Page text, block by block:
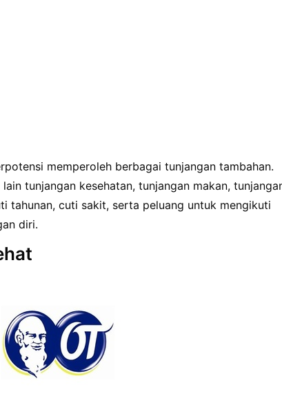
memperoleh berbagai tunjangan tambahan.
tunjangan kesehatan, tunjangan makan,
tahunan, cuti sakit, serta peluang untuk mengikuti
diri.